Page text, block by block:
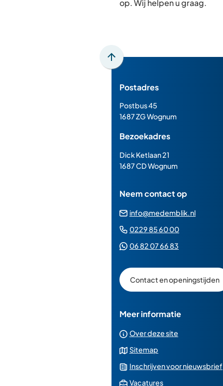
op. Wij helpen u graag.
Scroll
boven
het
van
de
paginainhoud
Postadres
Postbus 45
1687 ZG Wognum
Bezoekadres
Dick Ketlaan 21
1687 CD Wognum
Neem contact op
info@medemblik.nl
0229 85 60 00(Verwijst
06 82 07 66 83
een
Whatsapp
Contact en openingstijden
Meer informatie
Over deze site
Sitemap
Inschrijven voor nieuwsbrief
Vacatures(Verwijst